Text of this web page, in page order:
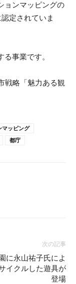
ョンマッピングの
定されていま
事業です。
略「魅力ある観
マッピング
都庁
次の記事
に永山祐子氏によ
イクルした遊具が
登場